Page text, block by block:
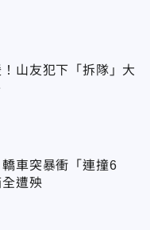
山友犯下「拆隊」大
車突暴衝「連撞6
遭殃